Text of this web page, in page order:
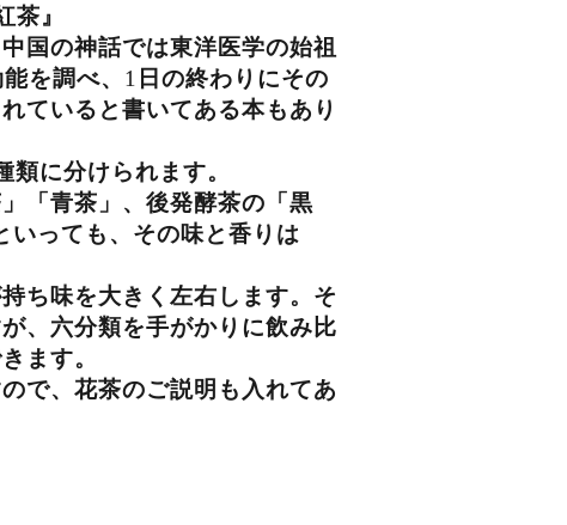
茶』
国の神話では東洋医学の始祖
を調べ、 1 日の終わりにその
ていると書いてある本もあり
類に分けられます。
「青茶」、後発酵茶の「黒
いっても、その味と香りは
ち味を大きく左右します。そ
、六分類を手がかりに飲み比
ます。
で、花茶のご説明も入れてあ